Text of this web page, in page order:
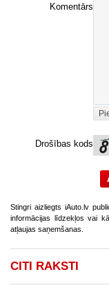
Komentārs
Drošības kods
Stingri aizliegts iAuto.lv
informācijas līdzekļos vai
atļaujas saņemšanas.
CITI RAKSTI